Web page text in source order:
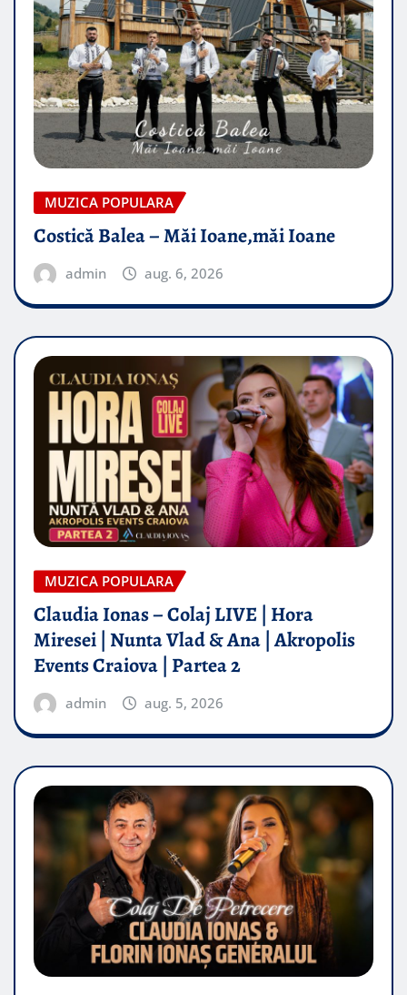
MUZICA POPULARA
Costică Balea – Măi Ioane,măi Ioane
admin aug. 6, 2026
MUZICA POPULARA
Claudia Ionas – Colaj LIVE | Hora
Miresei | Nunta Vlad & Ana | Akropolis
Events Craiova | Partea 2
admin aug. 5, 2026